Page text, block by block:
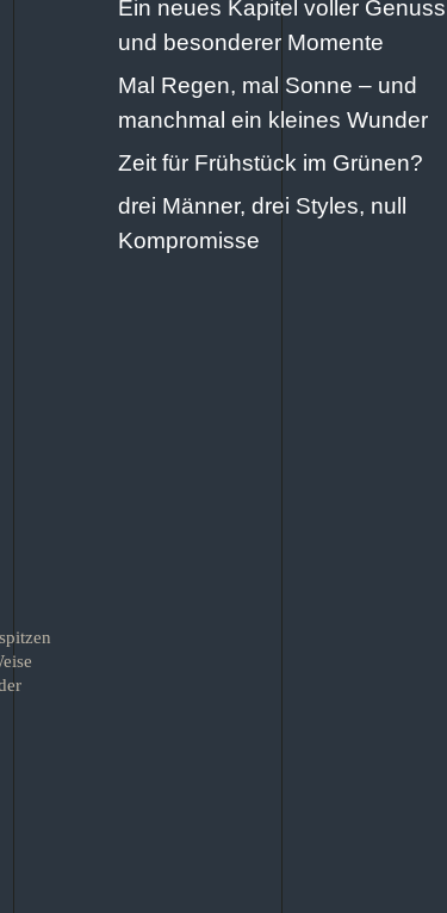
Ein neues Kapitel voller Genuss
und besonderer Momente
Mal Regen, mal Sonne – und
manchmal ein kleines Wunder
Zeit für Frühstück im Grünen?
drei Männer, drei Styles, null
Kompromisse